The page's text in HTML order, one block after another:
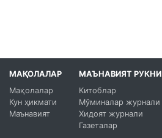
МАҚОЛАЛАР
Мақолалар
Кун ҳикмати
Маънавият
МАЪНАВИЯТ РУКНИ
Китоблар
Мўминалар журнали
Хидоят журнали
Газеталар